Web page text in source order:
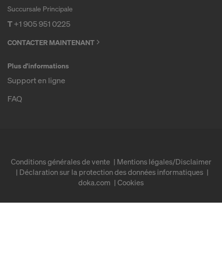
Succursale Principale
T+1 905 951 0225
CONTACTER MAINTENANT
Plus d'informations
Support en ligne
FAQ
Conditions générales de vente
Mentions légales/Disclaimer
Déclaration sur la protection des données informatiques
doka.com
Cookies